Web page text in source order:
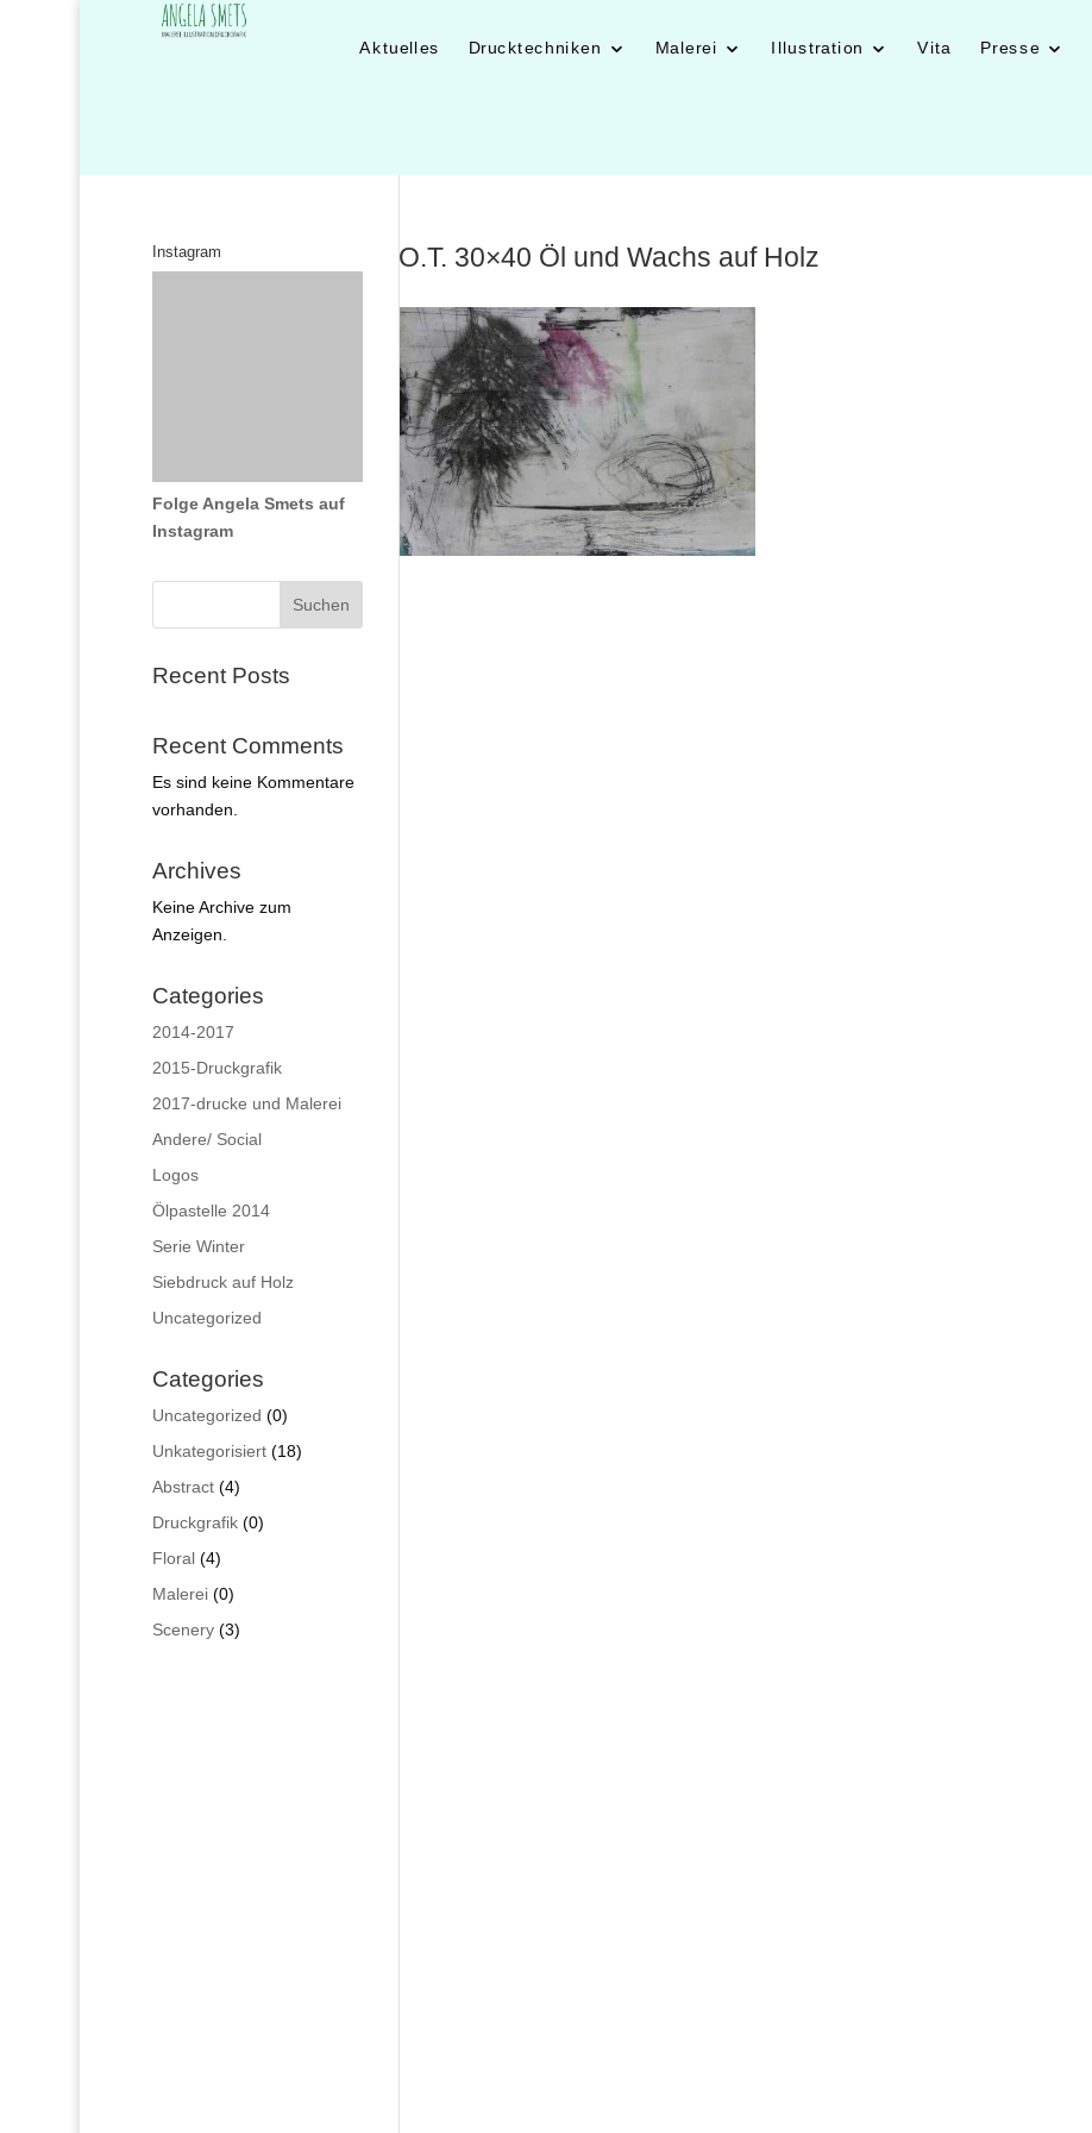
Aktuelles Drucktechniken Malerei Illustration Vita Presse
O.T. 30×40 Öl und Wachs auf Holz
Instagram
Folge Angela Smets auf
Instagram
Suchen
Recent Posts
Recent Comments
Es sind keine Kommentare
vorhanden.
Archives
Keine Archive zum
Anzeigen.
Categories
2014-2017
2015-Druckgrafik
2017-drucke und Malerei
Andere/ Social
Logos
Ölpastelle 2014
Serie Winter
Siebdruck auf Holz
Uncategorized
Categories
Uncategorized 00
Produkte
Unkategorisiert 1818
Abstract 44
Produkte
Druckgrafik 00
Floral 44
Produkte
Malerei 00
Produkte
Scenery 33